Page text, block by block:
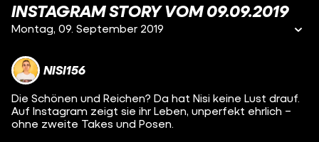
INSTAGRAM STORY VOM 09.09.2019
Montag, 09. September 2019
NISI156
Die Schönen und Reichen? Da hat Nisi keine Lust drauf.
Auf Instagram zeigt sie ihr Leben, unperfekt ehrlich –
ohne zweite Takes und Posen.